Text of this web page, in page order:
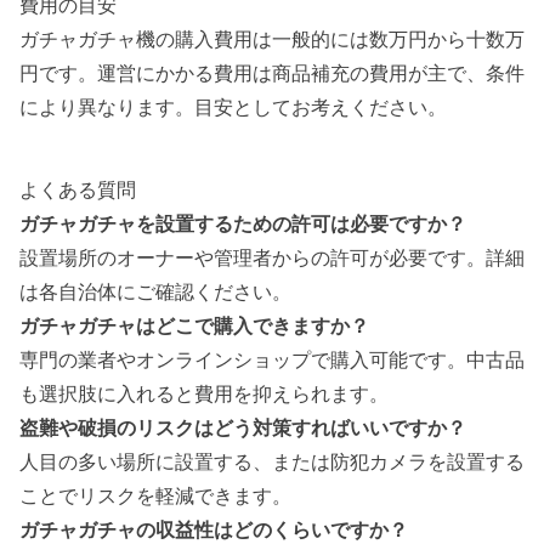
ガチャガチャ機の購入費用は一般的には数万円から十数万
円です。運営にかかる費用は商品補充の費用が主で、条件
により異なります。目安としてお考えください。
よくある質問
ガチャガチャを設置するための許可は必要ですか？
設置場所のオーナーや管理者からの許可が必要です。詳細
は各自治体にご確認ください。
ガチャガチャはどこで購入できますか？
専門の業者やオンラインショップで購入可能です。中古品
も選択肢に入れると費用を抑えられます。
盗難や破損のリスクはどう対策すればいいですか？
人目の多い場所に設置する、または防犯カメラを設置する
ことでリスクを軽減できます。
ガチャガチャの収益性はどのくらいですか？